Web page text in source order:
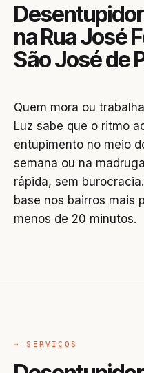
na Rua José
São José de
Quem mora ou
Luz sabe que o ritmo
entupimento no meio
semana ou na
rápida, sem
base nos bairros mais
menos de 20 minutos.
→ SERVIÇOS